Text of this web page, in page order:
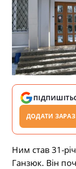
ДОДАТИ ЗАРАЗ
Ним став 31-
Ганзюк. Він